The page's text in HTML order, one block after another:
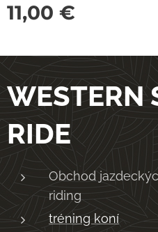
11,00 €
WESTERN
RIDE
Obchod
riding
tréning koní